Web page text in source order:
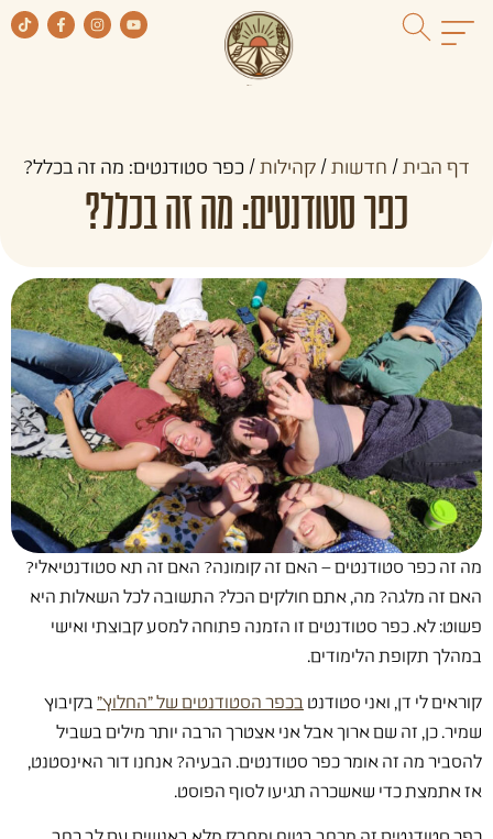
דף הבית / חדשות / קהילות / כפר סטודנטים: מה זה בכלל?
כפר סטודנטים: מה זה בכלל?
מה זה כפר סטודנטים – האם זה קומונה? האם זה תא סטודנטיאלי?
האם זה מלגה? מה, אתם חולקים הכל? התשובה לכל השאלות היא
פשוט: לא. כפר סטודנטים זו הזמנה פתוחה למסע קבוצתי ואישי
במהלך תקופת הלימודים.
קוראים לי דן, ואני סטודנט בכפר הסטודנטים של "החלוץ" בקיבוץ
שמיר. כן, זה שם ארוך אבל אני אצטרך הרבה יותר מילים בשביל
להסביר מה זה אומר כפר סטודנטים. הבעיה? אנחנו דור האינסטנט,
אז אתמצת כדי שאשכרה תגיעו לסוף הפוסט.